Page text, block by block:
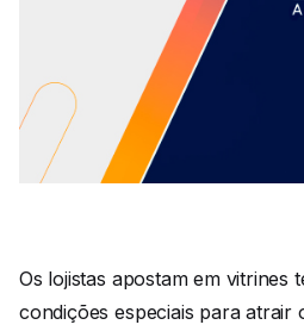
Os lojistas apostam em vitrines
condições especiais para atrair